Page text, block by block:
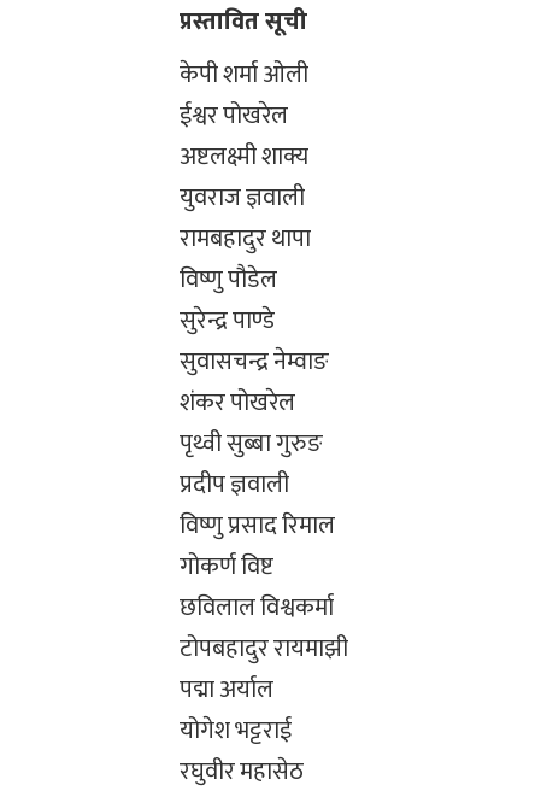
प्रस्तावित सूची
केपी शर्मा ओली
ईश्वर पोखरेल
अष्टलक्ष्मी शाक्य
युवराज ज्ञवाली
रामबहादुर थापा
विष्णु पौडेल
सुरेन्द्र पाण्डे
सुवासचन्द्र नेम्वाङ
शंकर पोखरेल
पृथ्वी सुब्बा गुरुङ
प्रदीप ज्ञवाली
विष्णु प्रसाद रिमाल
गोकर्ण विष्ट
छविलाल विश्वकर्मा
टोपबहादुर रायमाझी
पद्मा अर्याल
योगेश भट्टराई
रघुवीर महासेठ